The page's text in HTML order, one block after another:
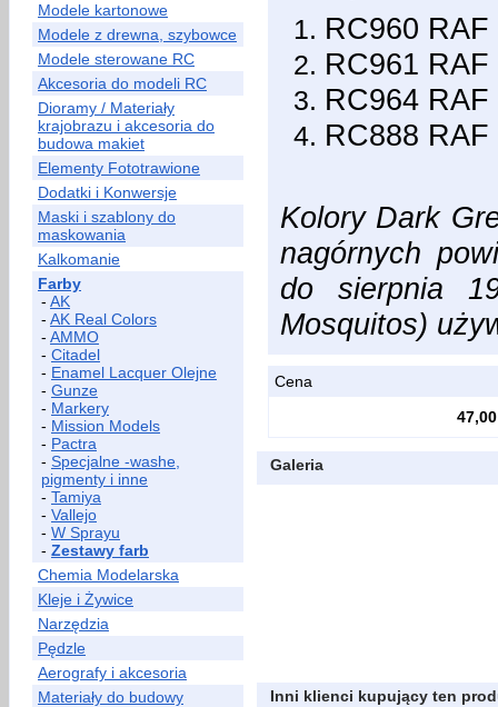
Modele kartonowe
Modele z drewna, szybowce
Modele sterowane RC
Akcesoria do modeli RC
Dioramy / Materiały
krajobrazu i akcesoria do
budowa makiet
Elementy Fototrawione
Dodatki i Konwersje
Maski i szablony do
maskowania
Kalkomanie
Farby
- AK
- AK Real Colors
- AMMO
- Citadel
- Enamel Lacquer Olejne
- Gunze
- Markery
- Mission Models
- Pactra
- Specjalne -washe,
pigmenty i inne
- Tamiya
- Vallejo
- W Sprayu
- Zestawy farb
Chemia Modelarska
Kleje i Żywice
Narzędzia
Pędzle
Aerografy i akcesoria
Materiały do budowy
RC960
RC961
RC964 RAF
RC888
Kolory Dark
nagórnych
do sierpnia
Mosquitos)
Cena
47,00
Galeria
Inni klienci kupujący ten